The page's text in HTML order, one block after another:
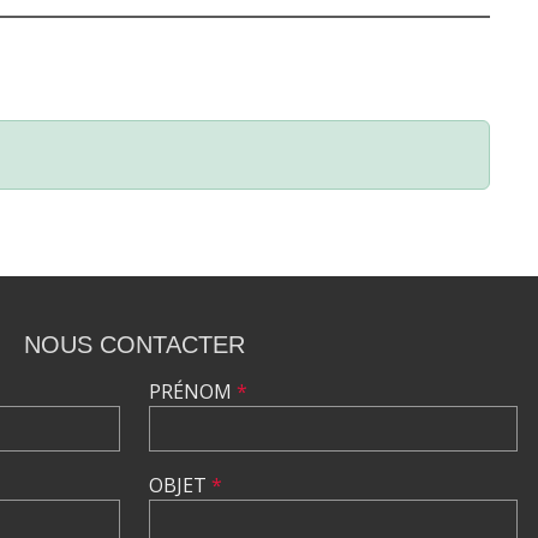
NOUS CONTACTER
PRÉNOM *
OBJET *